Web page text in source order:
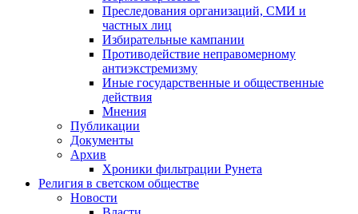
Преследования организаций, СМИ и
частных лиц
Избирательные кампании
Противодействие неправомерному
антиэкстремизму
Иные государственные и общественные
действия
Мнения
Публикации
Документы
Архив
Хроники фильтрации Рунета
Религия в светском обществе
Новости